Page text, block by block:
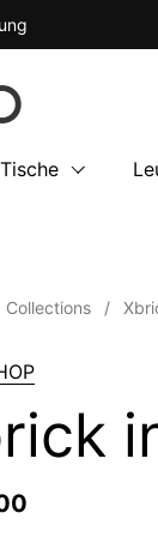
Tische
Collections /